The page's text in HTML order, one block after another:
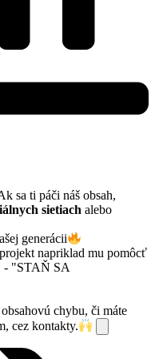
sa ti páči náš obsah,
sietiach alebo
generácii
napriklad mu pomôcť
- "STAŇ SA
chybu, či máte
cez kontakty.